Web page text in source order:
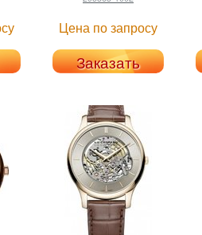
Цена по запросу
Заказать